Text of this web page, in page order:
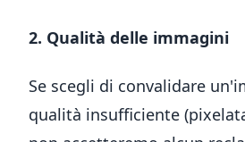
2. Qualità delle immagini
Se scegli di convalidare
qualità insufficiente